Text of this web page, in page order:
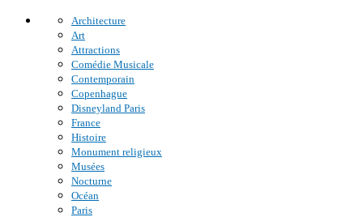
Architecture
Art
Attractions
Comédie Musicale
Contemporain
Copenhague
Disneyland Paris
France
Histoire
Monument religieux
Musées
Nocturne
Océan
Paris